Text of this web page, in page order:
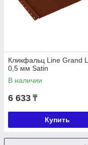
Кликфальц Line Grand
0,5 мм Satin
В наличии
6 633 ₸
Купить